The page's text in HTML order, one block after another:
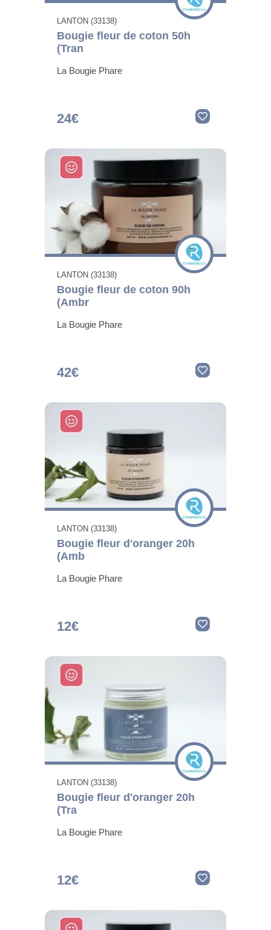
LANTON (33138)
Bougie fleur de coton 50h
(Tran
La Bougie Phare
24€
LANTON (33138)
Bougie fleur de coton 90h
(Ambr
La Bougie Phare
42€
LANTON (33138)
Bougie fleur d'oranger 20h
(Amb
La Bougie Phare
12€
LANTON (33138)
Bougie fleur d'oranger 20h
(Tra
La Bougie Phare
12€